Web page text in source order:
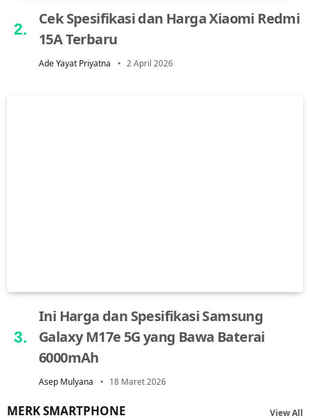
Cek Spesifikasi dan Harga Xiaomi Redmi
15A Terbaru
Ade Yayat Priyatna 2 April 2026
Ini Harga dan Spesifikasi Samsung
Galaxy M17e 5G yang Bawa Baterai
6000mAh
Asep Mulyana 18 Maret 2026
MERK SMARTPHONE View All